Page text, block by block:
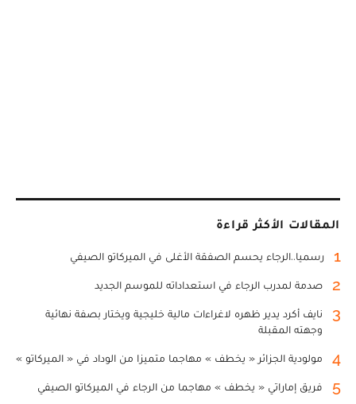
المقالات الأكثر قراءة
1 رسميا..الرجاء يحسم الصفقة الأغلى في الميركاتو الصيفي
2 صدمة لمدرب الرجاء في استعداداته للموسم الجديد
3
نايف أكرد يدير ظهره لاغراءات مالية خليجية ويختار بصفة نهائية
وجهته المقبلة
4 مولودية الجزائر « يخطف » مهاجما متميزا من الوداد في « الميركاتو »
5 فريق إماراتي « يخطف » مهاجما من الرجاء في الميركاتو الصيفي